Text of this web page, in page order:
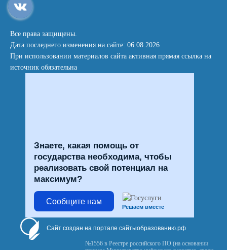
Все права защищены.
Дата последнего изменения на сайте: 06.08.2026
При использовании материалов сайта активная прямая ссылка на
источник обязательна
Знаете, какая помощь от
государства необходима, чтобы
реализовать свой потенциал на
максимум?
Сообщите нам
Решаем вместе
Сайт создан на портале сайтыобразованию.рф
№1556 в Реестре российского ПО (на основании